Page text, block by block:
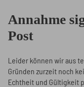
Annahme
Post
Leider können wir aus
Gründen zurzeit noch
Echtheit und Gültigkeit